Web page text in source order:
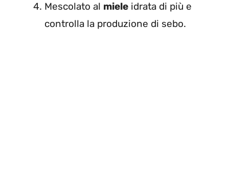
Mescolato al miele idrata di più e
controlla la produzione di sebo.